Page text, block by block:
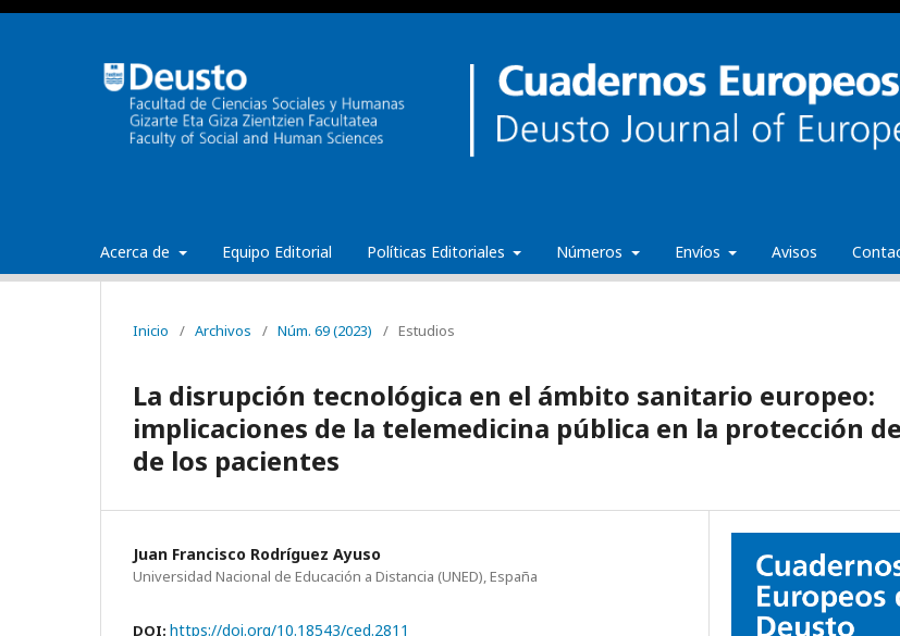
Acerca de Equipo Editorial Políticas Editoriales Números Envíos Avisos
Inicio / Archivos / Núm. 69 (2023) / Estudios
La disrupción tecnológica en el ámbito sanitario europeo:
implicaciones de la telemedicina pública en la protección
de los pacientes
Juan Francisco Rodríguez Ayuso
Universidad Nacional de Educación a Distancia (UNED), España
DOI: https://doi.org/10.18543/ced.2811